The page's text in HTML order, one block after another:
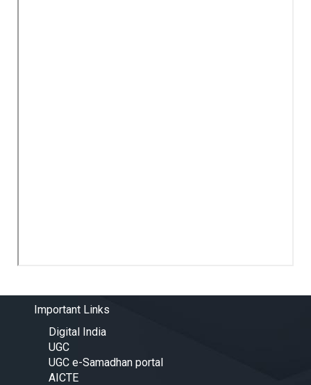
Important Links
Digital India
UGC
UGC e-Samadhan portal
AICTE